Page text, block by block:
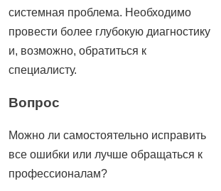
системная проблема. Необходимо
провести более глубокую диагностику
и, возможно, обратиться к
специалисту.
Вопрос
Можно ли самостоятельно исправить
все ошибки или лучше обращаться к
профессионалам?